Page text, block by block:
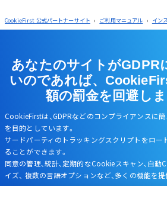
CookieFirst 公式パートナーサイト › ご利用マニュアル › イン
あなたのサイトがGDPR
いのであれば、
額の罰金を回避し
CookieFirstは、GDPRなどのコンプライアンスに
を目的としています。
サードパーティのトラッキングスクリプトをロー
ることができます。
同意の管理、統計、定期的なCookieスキャン、自
イズ、 複数の言語オプションなど、多くの機能を提